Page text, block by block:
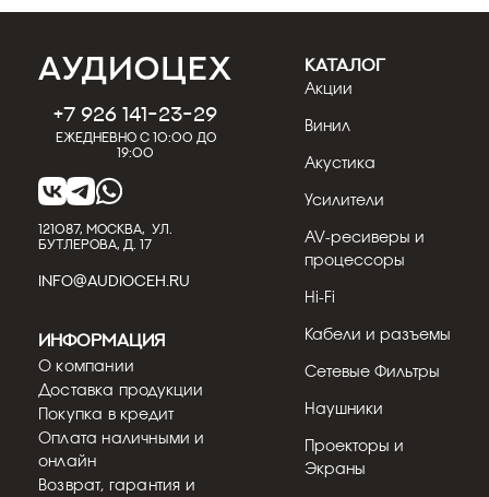
31.07.2026
Кострицын Евгений
Обзор сабвуфера REL Classic 98:
винтажный дизайн
REL Classic 98 занимает особое место в
каталоге британского бренда — это модель,
разработанная специ...
+7 926 141-23-29
Ежедневно с 10:00 до
19:00
121087, МОСКВА, УЛ.
БУТЛЕРОВА, Д. 17
INFO@AUDIOCEH.RU
КАТАЛОГ
Акции
Винил
Акустика
Усилители
AV-ресиверы и
процессоры
Hi-Fi
Кабели и разъемы
Сетевые Фильтры
Наушники
Проекторы и
Экраны
Информация
О компании
Доставка продукции
Покупка в кредит
Оплата наличными и
онлайн
Возврат, гарантия и